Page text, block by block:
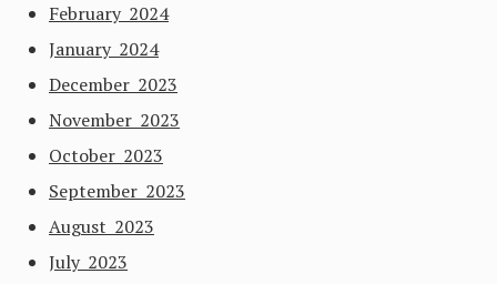
February 2024
January 2024
December 2023
November 2023
October 2023
September 2023
August 2023
July 2023